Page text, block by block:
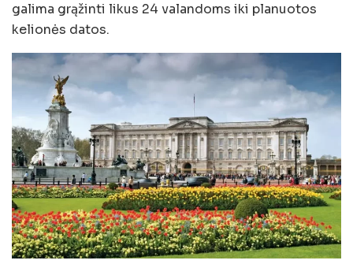
galima grąžinti likus 24 valandoms iki planuotos
kelionės datos.